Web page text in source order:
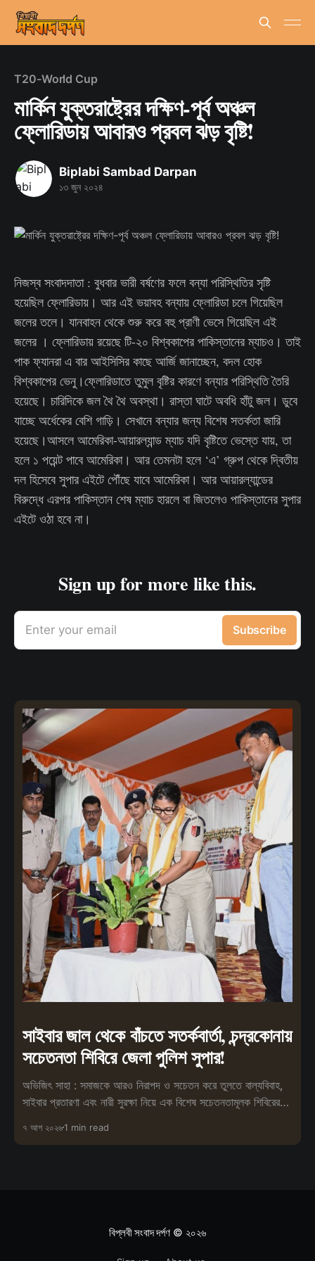
T20-World Cup
মার্কিন যুক্তরাষ্ট্রের দক্ষিণ-পূর্ব অঞ্চল
ফ্লোরিডায় আবারও প্রবল ঝড় বৃষ্টি!
Biplabi Sambad Darpan
১৩ জুন ২০২৪
নিজস্ব সংবাদদাতা : বুধবার ভারী বর্ষণের ফলে বন্যা পরিস্থিতির সৃষ্টি
হয়েছিল ফ্লোরিডায়। আর এই ভয়াবহ বন্যায় ফ্লোরিডা চলে গিয়েছিল
জলের তলে। যানবাহন থেকে শুরু করে বহু প্রাণী ভেসে গিয়েছিল এই
জলের । ফ্লোরিডায় রয়েছে টি-২০ বিশ্বকাপের পাকিস্তানের ম্যাচও। তাই
পাক ফ্যানরা এ বার আইসিসির কাছে আর্জি জানাচ্ছেন, বদল হোক
বিশ্বকাপের ভেনু।ফ্লোরিডাতে তুমুল বৃষ্টির কারণে বন্যার পরিস্থিতি তৈরি
হয়েছে। চারিদিকে জল থৈ থৈ অবস্থা। রাস্তা ঘাটে অবধি হাঁটু জল। ডুবে
যাচ্ছে অর্ধেকের বেশি গাড়ি। সেখানে বন্যার জন্য বিশেষ সতর্কতা জারি
হয়েছে।আসলে আমেরিকা-আয়ারল্যান্ড ম্যাচ যদি বৃষ্টিতে ভেস্তে যায়, তা
হলে ১ পয়েন্ট পাবে আমেরিকা। আর তেমনটা হলে ‘এ’ গ্রুপ থেকে দ্বিতীয়
দল হিসেবে সুপার এইটে পৌঁছে যাবে আমেরিকা। আর আয়ারল্যান্ডের
বিরুদ্ধে এরপর পাকিস্তান শেষ ম্যাচ হারলে বা জিতলেও পাকিস্তানের সুপার
এইটে ওঠা হবে না।
Sign up for more like this.
Enter your email Subscribe
সাইবার জাল থেকে বাঁচতে সতর্কবার্তা, চন্দ্রকোনায়
সচেতনতা শিবিরে জেলা পুলিশ সুপার!
অভিজিৎ সাহা : সমাজকে আরও নিরাপদ ও সচেতন করে তুলতে বাল্যবিবাহ,
সাইবার প্রতারণা এবং নারী সুরক্ষা নিয়ে এক বিশেষ সচেতনতামূলক শিবিরের
৭ আগ ২০২৬1 min read
বিপ্লবী সংবাদ দর্পণ© ২০২৬